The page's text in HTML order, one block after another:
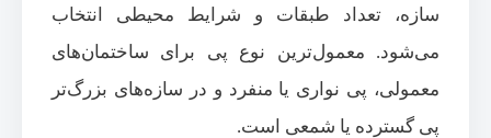
سازه، تعداد طبقات و شرایط محیطی انتخاب
می‌شود. معمول‌ترین نوع پی برای ساختمان‌های
معمولی، پی نواری یا منفرد و در سازه‌های بزرگ‌تر
پی گسترده یا شمعی است.